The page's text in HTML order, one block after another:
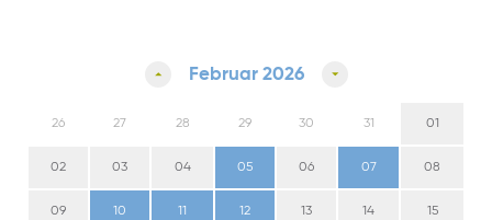
Februar 2026
26 27 28 29 30 31 01
02 03 04 05 06 07 08
09 10 11 12 13 14 15